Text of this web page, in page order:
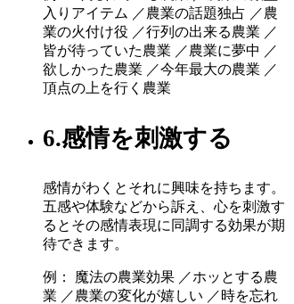
入りアイテム ／農業の話題独占 ／農
業の火付け役 ／行列の出来る農業 ／
皆が待っていた農業 ／農業に夢中 ／
欲しかった農業 ／今年最大の農業 ／
頂点の上を行く農業
6.感情を刺激する
感情がわくとそれに興味を持ちます。
五感や体験などから訴え、心を刺激す
るとその感情表現に同調する効果が期
待できます。
例： 魔法の農業効果 ／ホッとする農
業 ／農業の変化が嬉しい ／時を忘れ